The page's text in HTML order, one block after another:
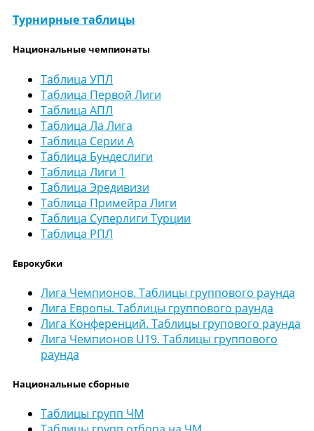
Турнирные таблицы
Национальные чемпионаты
Таблица УПЛ
Таблица Первой Лиги
Таблица АПЛ
Таблица Ла Лига
Таблица Серии А
Таблица Бундеслиги
Таблица Лиги 1
Таблица Эредивизи
Таблица Примейра Лиги
Таблица Суперлиги Турции
Таблица РПЛ
Еврокубки
Лига Чемпионов. Таблицы группового раунда
Лига Европы. Таблицы группового раунда
Лига Конференций. Таблицы групового раунда
Лига Чемпионов U19. Таблицы группового
раунда
Национальные сборные
Таблицы групп ЧМ